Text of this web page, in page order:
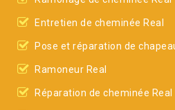
Entretien de cheminée Real
Pose et réparation de
Ramoneur Real
Réparation de cheminée Real